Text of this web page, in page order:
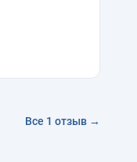
Все 1 отзыв →